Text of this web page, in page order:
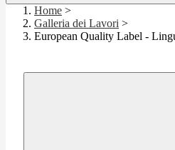
Home >
Galleria dei Lavori >
European Quality Label -